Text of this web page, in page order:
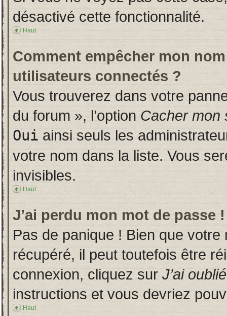
désactivé cette fonctionnalité.
Haut
Comment empêcher mon
utilisateurs connectés ?
Vous trouverez dans votre
du forum », l’option Cacher mon
Oui ainsi seuls les
votre nom dans la liste. Vous
invisibles.
Haut
J’ai perdu mon mot de passe !
Pas de panique ! Bien que
récupéré, il peut toutefois être
connexion, cliquez sur J’ai
instructions et vous devriez
Haut